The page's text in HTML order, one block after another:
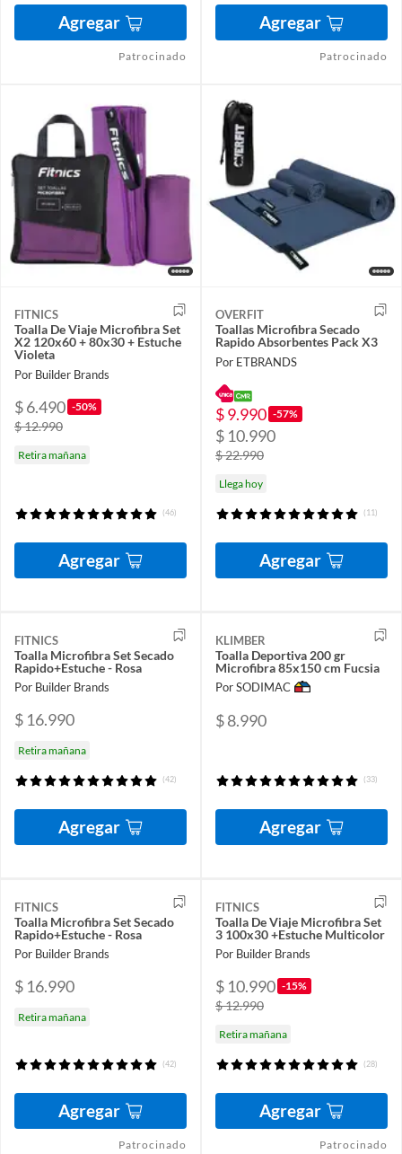
Agregar
Patrocinado
Agregar
Patrocinado
FITNICS
Toalla De Viaje Microfibra Set
X2 120x60 + 80x30 + Estuche
Violeta
Por Builder Brands
$ 6.490 -50%
$ 12.990
Retira mañana
(46)
Agregar
OVERFIT
Toallas Microfibra Secado
Rapido Absorbentes Pack X3
Por ETBRANDS
$ 9.990 -57%
$ 10.990
$ 22.990
Llega hoy
(11)
Agregar
FITNICS
Toalla Microfibra Set Secado
Rapido+Estuche - Rosa
Por Builder Brands
$ 16.990
Retira mañana
(42)
Agregar
KLIMBER
Toalla Deportiva 200 gr
Microfibra 85x150 cm Fucsia
Por SODIMAC
$ 8.990
(33)
Agregar
FITNICS
Toalla Microfibra Set Secado
Rapido+Estuche - Rosa
Por Builder Brands
$ 16.990
Retira mañana
(42)
Agregar
Patrocinado
FITNICS
Toalla De Viaje Microfibra Set
3 100x30 +Estuche Multicolor
Por Builder Brands
$ 10.990 -15%
$ 12.990
Retira mañana
(28)
Agregar
Patrocinado